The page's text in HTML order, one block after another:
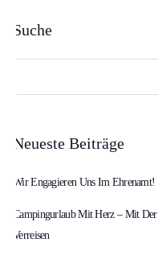
Suche
Neueste Beiträge
Wir Engagieren Uns Im Ehrenamt!
Campingurlaub Mit Herz – Mit
Verreisen